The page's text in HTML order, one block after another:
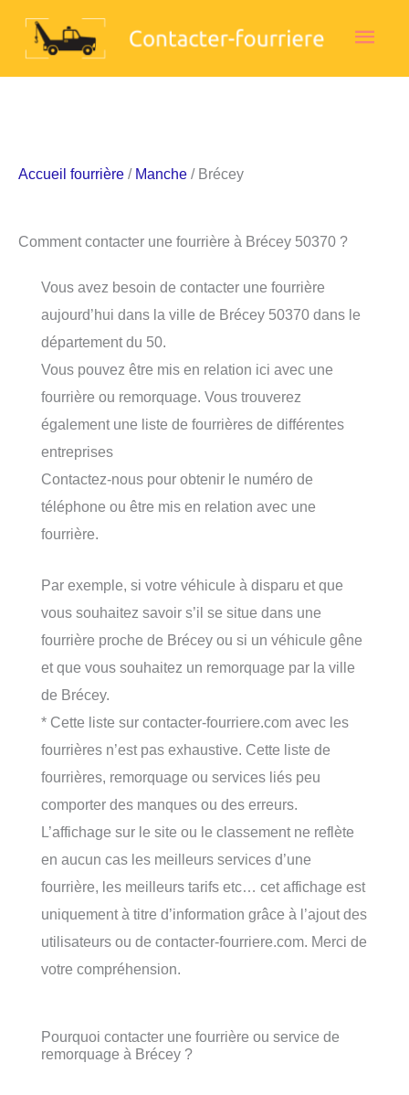
Accueil fourrière / Manche / Brécey
Comment contacter une fourrière à Brécey 50370 ?
Vous avez besoin de contacter une fourrière
aujourd’hui dans la ville de Brécey 50370 dans le
département du 50.
Vous pouvez être mis en relation ici avec une
fourrière ou remorquage. Vous trouverez
également une liste de fourrières de différentes
entreprises
Contactez-nous pour obtenir le numéro de
téléphone ou être mis en relation avec une
fourrière.
Par exemple, si votre véhicule à disparu et que
vous souhaitez savoir s’il se situe dans une
fourrière proche de Brécey ou si un véhicule gêne
et que vous souhaitez un remorquage par la ville
de Brécey.
* Cette liste sur contacter-fourriere.com avec les
fourrières n’est pas exhaustive. Cette liste de
fourrières, remorquage ou services liés peu
comporter des manques ou des erreurs.
L’affichage sur le site ou le classement ne reflète
en aucun cas les meilleurs services d’une
fourrière, les meilleurs tarifs etc… cet affichage est
uniquement à titre d’information grâce à l’ajout des
utilisateurs ou de contacter-fourriere.com. Merci de
votre compréhension.
Pourquoi contacter une fourrière ou service de
remorquage à Brécey ?